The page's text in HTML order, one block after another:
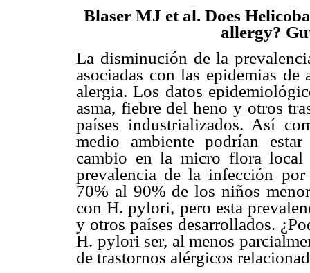
Blaser MJ et al. Does
allergy?
La disminución de la
asociadas con las epidemias
alergia. Los datos
asma, fiebre del heno y otros
países industrializados. Así
medio ambiente podrían
cambio en la micro flora
prevalencia de la infección
70% al 90% de los niños
con H. pylori, pero esta
y otros países desarrollados.
H. pylori ser, al menos
de trastornos alérgicos